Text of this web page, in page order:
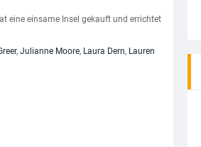
eine einsame Insel gekauft und errichtet
, Julianne Moore, Laura Dern, Lauren